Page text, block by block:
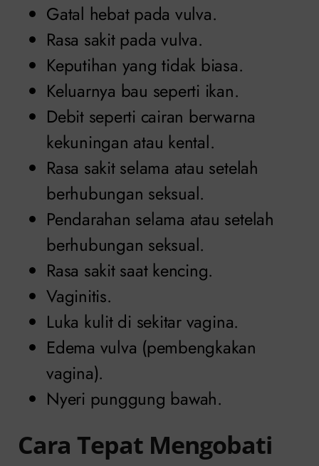
Gatal hebat pada vulva.
Rasa sakit pada vulva.
Keputihan yang tidak biasa.
Keluarnya bau seperti ikan.
Debit seperti cairan berwarna
kekuningan atau kental.
Rasa sakit selama atau setelah
berhubungan seksual.
Pendarahan selama atau setelah
berhubungan seksual.
Rasa sakit saat kencing.
Vaginitis.
Luka kulit di sekitar vagina.
Edema vulva (pembengkakan
vagina).
Nyeri punggung bawah.
Cara Tepat Mengobati